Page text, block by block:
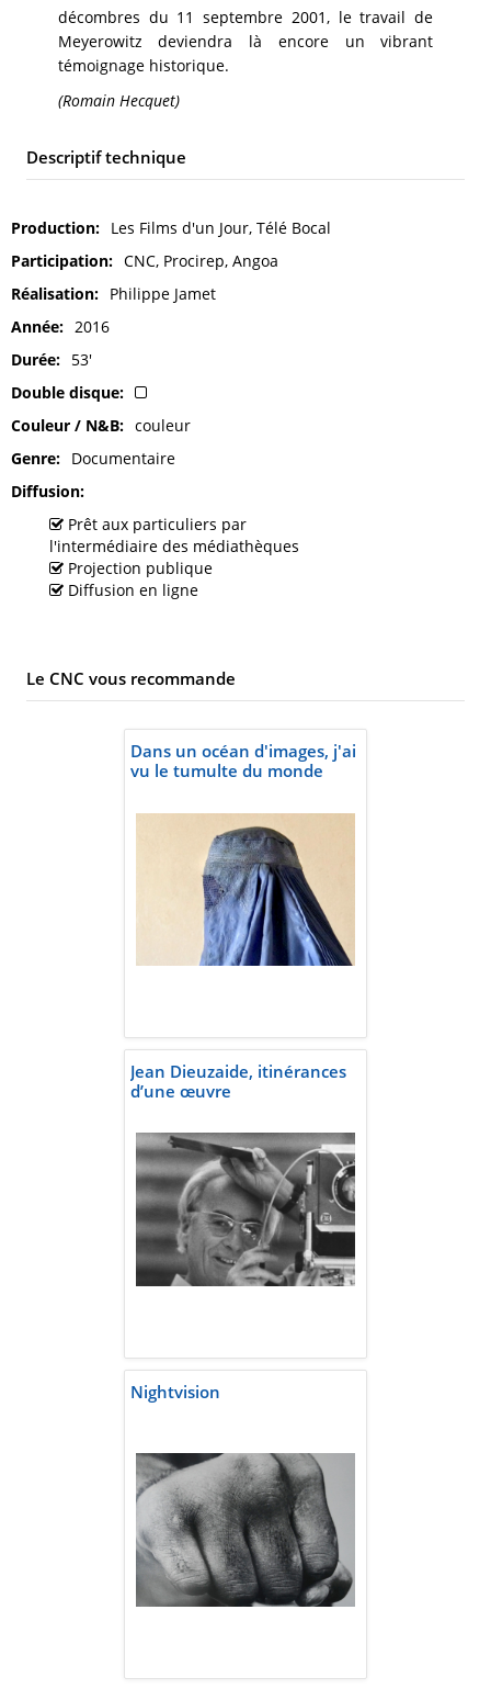
décombres du 11 septembre 2001, le travail de
Meyerowitz deviendra là encore un vibrant
témoignage historique.
(Romain Hecquet)
Descriptif technique
Production
Les Films d'un Jour, Télé Bocal
Participation
CNC, Procirep, Angoa
Réalisation
Philippe Jamet
Année
2016
Durée
53'
Double disque
Couleur / N&B
couleur
Genre
Documentaire
Diffusion
Prêt aux particuliers par
l'intermédiaire des médiathèques
Projection publique
Diffusion en ligne
Le CNC vous recommande
Dans un océan d'images, j'ai
vu le tumulte du monde
Jean Dieuzaide, itinérances
d’une œuvre
Nightvision